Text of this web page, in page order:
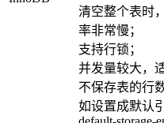
清空整个表时
率非常慢；
支持行锁；
并发量较大，
不保存表的行数
如设置成默认